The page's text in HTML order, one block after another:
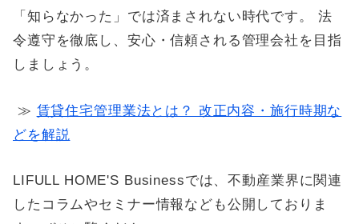
「知らなかった」では済まされない時代です。 法
令遵守を徹底し、安心・信頼される管理会社を目指
しましょう。
≫ 賃貸住宅管理業法とは？ 改正内容・施行時期な
どを解説
LIFULL HOME'S Businessでは、不動産業界に関連
したコラムやセミナー情報なども公開しておりま